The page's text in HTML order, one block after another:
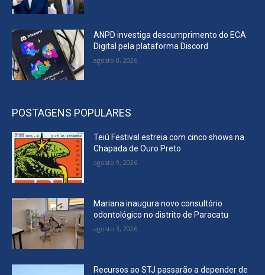
ANPD investiga descumprimento do ECA
Digital pela plataforma Discord
agosto 8, 2026
POSTAGENS POPULARES
Teiú Festival estreia com cinco shows na
Chapada de Ouro Preto
agosto 9, 2026
Mariana inaugura novo consultório
odontológico no distrito de Paracatu
agosto 3, 2026
Recursos ao STJ passarão a depender de